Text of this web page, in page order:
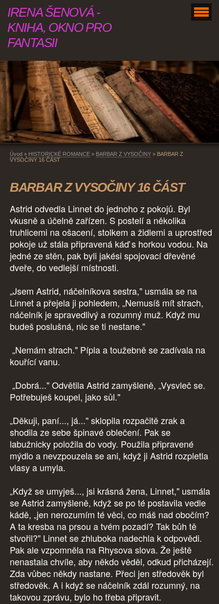
IRENA ŠENOVÁ -
KNIHA, OKNO PRO
FANTASII
Úvod » HISTORICKÉ ROMANCE » BARBAR Z VYSOČINY » BARBAR Z
VYSOČINY 16 ČÁST
BARBAR Z VYSOČINY 16 ČÁST
Astrid odvedla Linnet do jednoho z pokojů. Byl
vkusně a účelně zařízen. S postelí a několika
truhlicemi na ošacení, stolkem a židlemi a uprostřed
pokoje už stála připravená káď s horkou vodou. Na
jedné ze stěn, pak byli jakési spojovací dřevěné
dveře, do vedlejší místnosti.
„Jsem Astrid, náčelníkova sestra," usmála se na
Linnet a přejela ji pohledem, „Nemusíš mít strach,
náčelník je spravedlivý a rozumný muž. Když mu
budeš poslušná, nic se ti nestane."
„Nemám strach." Pípla a toužebně se zadívala na
kouřící vanu.
„Dobrá..." Odvětila Astrid zamyšleně, „Vysvleč se.
Potřebuješ koupel, jako sůl."
„Děkuji, paní..., já..." sklopila rozpačitě zrak a
shodila ze sebe špinavé oblečení. Pak se
labužnicky položila do vody. Použila připravené
mýdlo a nevzpouzela se ani, když ji Astrid rozpletla
vlasy a umyla.
„Když se umyješ..., jsi krásná žena, Linnet," usmála
se Astrid zamyšleně, když se po té postavila vedle
kádě, „jen nerozumím té věci, co máš nad obočím?
A ta kresba na prsou a tvém pozadí? Tak bůh tě
stvořil?" Linnet se zhluboka nadechla k odpovědi.
Pak ale vzpomněla na Rhysova slova. Že ještě
nenastala chvíle, aby někdo věděl, odkud přicházejí.
Zda vůbec někdy nastane. Přeci jen středověk byl
středověk. A i když se náčelník zdál rozumný, na
takovou zprávu, bylo ho třeba připravit.